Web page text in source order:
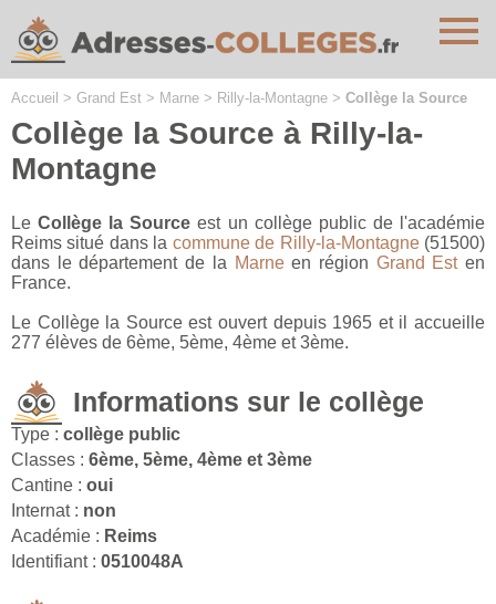
Accueil > Grand Est > Marne > Rilly-la-Montagne > Collège la Source
Collège la Source à Rilly-la-
Montagne
LeCollège la Source est un collège public de l'académie
Reims situé dans la commune de Rilly-la-Montagne(51500)
dans le département de la Marneen région Grand Esten
France.
Le Collège la Source est ouvert depuis 1965 et il accueille
277 élèves de 6ème, 5ème, 4ème et 3ème.
Informations sur le collège
Type : collège public
Classes : 6ème, 5ème, 4ème et 3ème
Cantine : oui
Internat : non
Académie : Reims
Identifiant : 0510048A